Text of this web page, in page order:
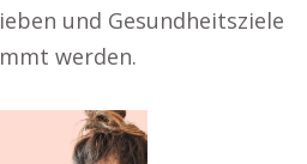
und Gesundheitsziele
werden.